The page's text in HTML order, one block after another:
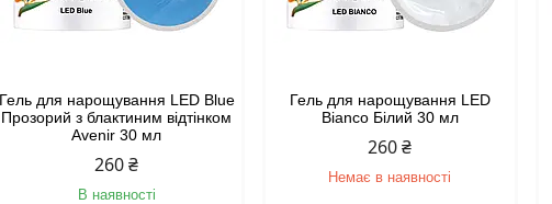
Гель для нарощування LED Blue
Прозорий з блактиним відтінком
Avenir 30 мл
260 ₴
В наявності
Гель для нарощування LED
Bianco Білий 30 мл
260 ₴
Немає в наявності